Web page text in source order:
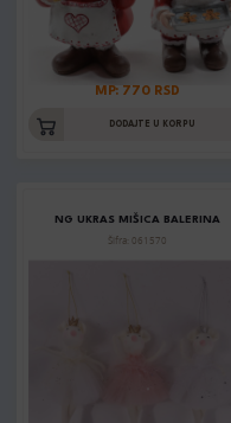
MP: 770 RSD
DODAJTE U KORPU
NG UKRAS MIŠICA BALERINA
Šifra: 061570